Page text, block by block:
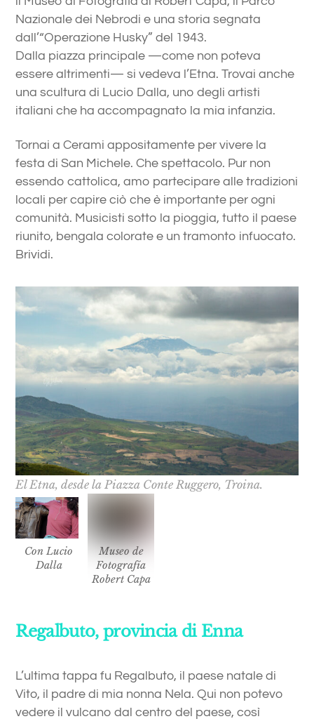
Nazionale dei Nebrodi e una storia segnata
dall’“Operazione Husky” del 1943.
Dalla piazza principale —come non poteva
essere altrimenti— si vedeva l’Etna. Trovai anche
una scultura di Lucio Dalla, uno degli artisti
italiani che ha accompagnato la mia infanzia.
Tornai a Cerami appositamente per vivere la
festa di San Michele. Che spettacolo. Pur non
essendo cattolica, amo partecipare alle tradizioni
locali per capire ciò che è importante per ogni
comunità. Musicisti sotto la pioggia, tutto il paese
riunito, bengala colorate e un tramonto infuocato.
Brividi.
El Etna, desde la Piazza Conte Ruggero, Troina.
Con Lucio
Dalla
Museo de
Fotografía
Robert Capa
Regalbuto, provincia di Enna
L’ultima tappa fu Regalbuto, il paese natale di
Vito, il padre di mia nonna Nela. Qui non potevo
vedere il vulcano dal centro del paese, così